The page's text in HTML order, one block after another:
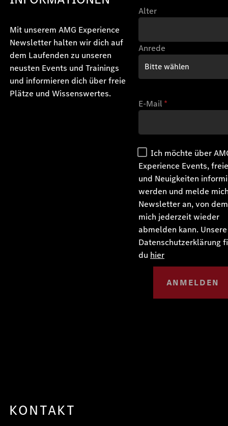
Mit unserem AMG Experience
Newsletter halten wir dich auf
dem Laufenden zu unseren
neusten Events und Trainings
und informieren dich über freie
Plätze und Wissenswertes.
Alter
Anrede
E-Mail *
Ich möchte über
Experience Events,
und Neuigkeiten
werden und melde
Newsletter an, von
mich jederzeit wieder
abmelden kann. Unsere
Datenschutzerklärung
du hier
ANMELDEN
KONTAKT